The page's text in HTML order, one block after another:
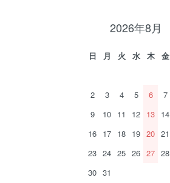
2026年8月
日 月 火 水 木 金
2
3 4 5 6 7
9
10 11 12 13 14
16 17 18 19 20 21
23 24 25 26 27 28
30 31